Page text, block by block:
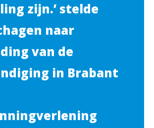
zijn.’ stelde
naar
van de
in Brabant